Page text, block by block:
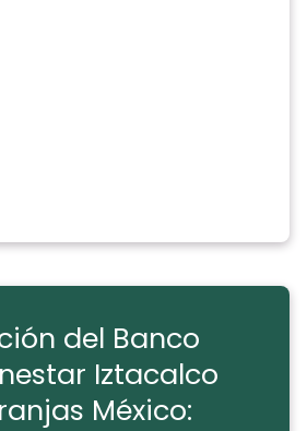
del Banco
Iztacalco
México: